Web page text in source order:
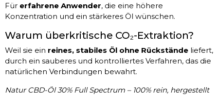
Für erfahrene Anwender, die eine höhere
Konzentration und ein stärkeres Öl wünschen.
Warum überkritische CO₂-Extraktion?
Weil sie ein reines, stabiles Öl ohne Rückstände liefert,
durch ein sauberes und kontrolliertes Verfahren, das die
natürlichen Verbindungen bewahrt.
Natur CBD-Öl 30% Full Spectrum – 100% rein, hergestellt